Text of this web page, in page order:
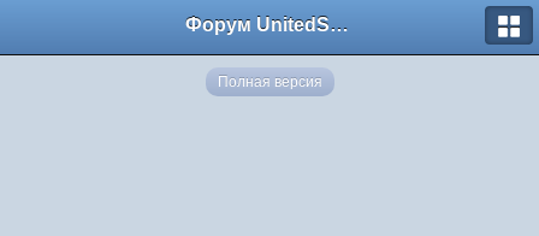
Форум UnitedSouth
Полная версия